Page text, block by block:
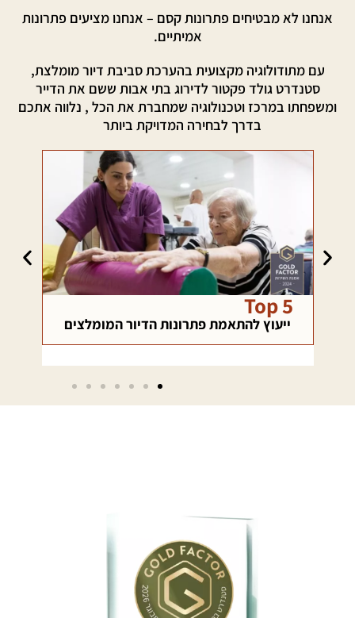
אנחנו לא מבטיחים פתרונות קסם – אנחנו מציעים פתרונות
אמיתיים.
עם מתודולוגיה מקצועית בהערכת סביבת דיור מומלצת,
סטנדרט גולד פקטור לדירוג בתי אבות ששם את הדייר
ומשפחתו במרכז וטכנולוגיה שמחברת את הכל , נלווה אתכם
בדרך לבחירה המדויקת ביותר
מהבחירה ועד ההסתגלות